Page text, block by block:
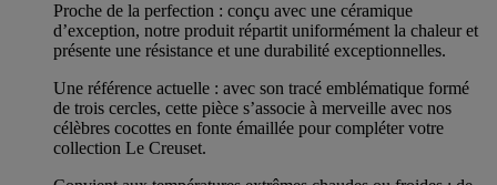
Proche de la perfection : conçu avec une céramique
d’exception, notre produit répartit uniformément la chaleur et
présente une résistance et une durabilité exceptionnelles.
Une référence actuelle : avec son tracé emblématique formé
de trois cercles, cette pièce s’associe à merveille avec nos
célèbres cocottes en fonte émaillée pour compléter votre
collection Le Creuset.